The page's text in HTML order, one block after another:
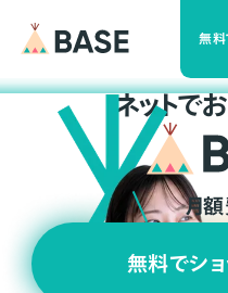
無料
ネットで
月
無料でシ